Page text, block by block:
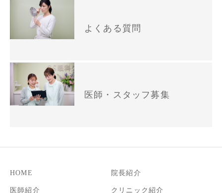
よくある質問
医師・スタッフ募集
HOME 院長紹介
医師紹介 クリニック紹介